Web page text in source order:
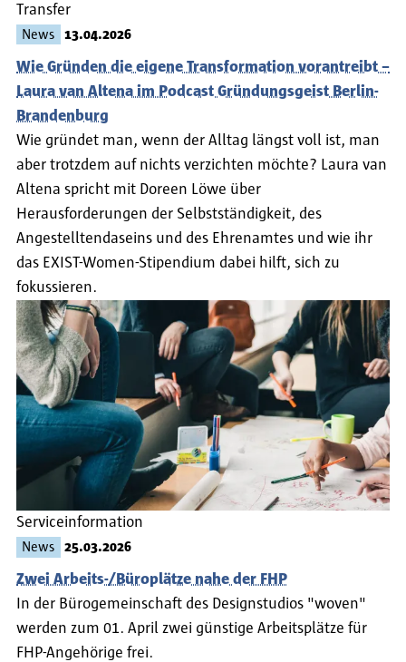
Transfer
News 13.04.2026
Wie Gründen die eigene Transformation vorantreibt –
Laura van Altena im Podcast Gründungsgeist Berlin-
Brandenburg
Wie gründet man, wenn der Alltag längst voll ist, man
aber trotzdem auf nichts verzichten möchte? Laura van
Altena spricht mit Doreen Löwe über
Herausforderungen der Selbstständigkeit, des
Angestelltendaseins und des Ehrenamtes und wie ihr
das EXIST-Women-Stipendium dabei hilft, sich zu
fokussieren.
Serviceinformation
News 25.03.2026
Zwei Arbeits-/Büroplätze nahe der FHP
In der Bürogemeinschaft des Designstudios "woven"
werden zum 01. April zwei günstige Arbeitsplätze für
FHP-Angehörige frei.